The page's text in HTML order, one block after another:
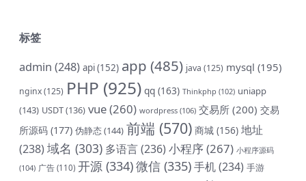
标签
admin (248) api(152) app (485) java (125) mysql (195)
nginx(125) PHP (925) qq (163) Thinkphp (102) uniapp
(143) USDT(136) vue(260) wordpress (106) 交易所 (200) 交易
所源码 (177) 伪静态(144) 前端 (570) 商城 (156) 地址
(238)域名 (303) 多语言(236) 小程序(267) 小程序源码
(104) 广告 (110) 开源 (334)微信 (335)手机(234) 手游